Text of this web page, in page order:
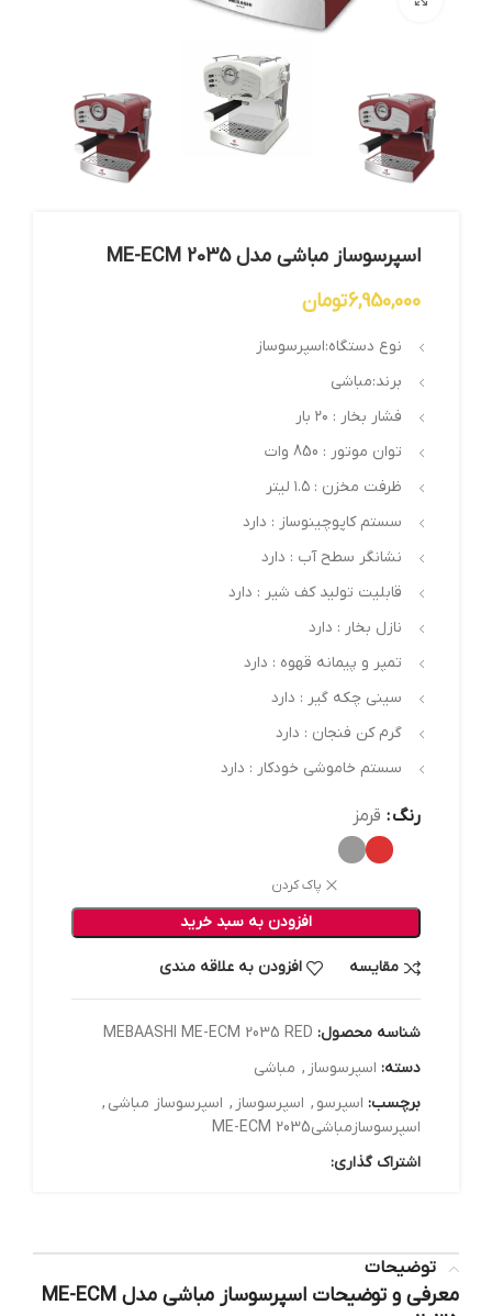
اسپرسوساز مباشی مدل ME-ECM 2035
6,950,000تومان
نوع دستگاه:اسپرسوساز
برند:مباشی
فشار بخار : ۲۰ بار
توان موتور : 850 وات
ظرفت مخزن : ۱.۵ لیتر
سستم کاپوچینوساز : دارد
نشانگر سطح آب : دارد
قابلیت تولید کف شیر : دارد
نازل بخار : دارد
تمپر و پیمانه قهوه : دارد
سینی چکه گیر : دارد
گرم کن فنجان : دارد
سستم خاموشی خودکار : دارد
رنگ قرمز
پاک کردن
افزودن به سبد خرید
مقایسه افزودن به علاقه مندی
شناسه محصول: MEBAASHI ME-ECM 2035 RED
دسته: اسپرسوساز , مباشی
برچسب: اسپرسو , اسپرسوساز , اسپرسوساز مباشی ,
اسپرسوسازمباشیME-ECM 2035
اشتراک گذاری:
توضیحات
معرفی و توضیحات اسپرسوساز مباشی مدل ME-ECM